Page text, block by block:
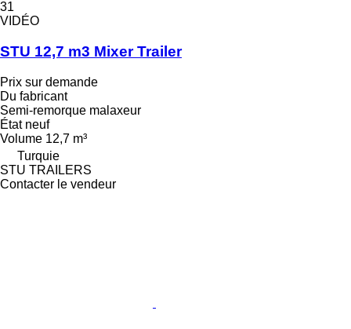
31
VIDÉO
STU 12,7 m3 Mixer Trailer
Prix sur demande
Du fabricant
Semi-remorque malaxeur
État neuf
Volume 12,7 m³
Turquie
STU TRAILERS
Contacter le vendeur